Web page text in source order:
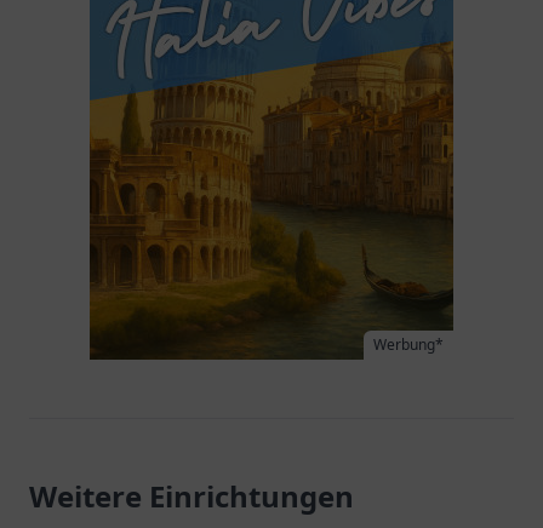
Werbung*
Weitere Einrichtungen